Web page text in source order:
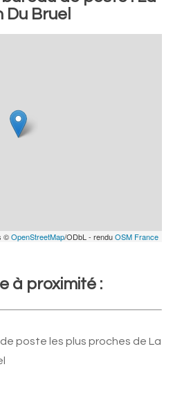
Bruel
©OpenStreetMap/ODbL - renduOSM France
à proximité :
poste les plus proches de La